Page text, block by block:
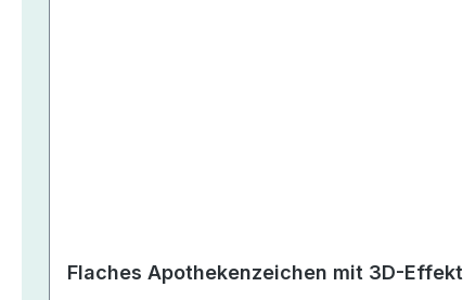
Flaches Apothekenzeichen mit 3D-Effekt